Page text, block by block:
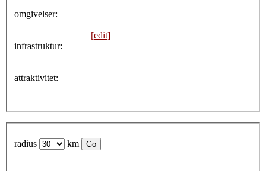
omgivelser:
infrastruktur:
attraktivitet:
[edit]
radius km